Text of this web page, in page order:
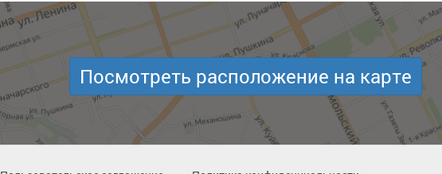
Посмотреть расположение на карте